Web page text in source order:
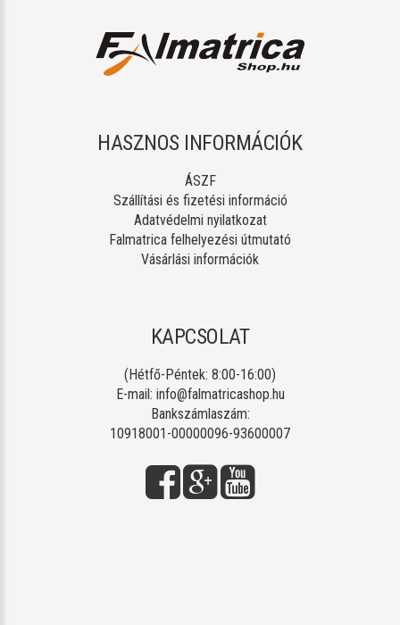
HASZNOS INFORMÁCIÓK
ÁSZF
Szállítási és fizetési információ
Adatvédelmi nyilatkozat
Falmatrica felhelyezési útmutató
Vásárlási információk
KAPCSOLAT
(Hétfő-Péntek: 8:00-16:00)
E-mail: info@falmatricashop.hu
Bankszámlaszám:
10918001-00000096-93600007